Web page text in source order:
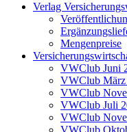
Verlag
Mengenpreise
VWClub Juni
VWClub März
VWClub
VWClub Juli
VWClub
VWClub